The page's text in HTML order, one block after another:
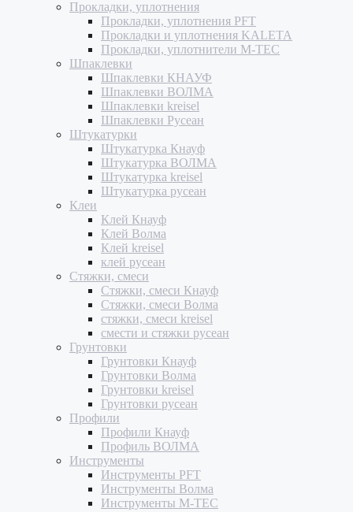
Прокладки, уплотнения
Прокладки, уплотнения PFT
Прокладки и уплотнения KALETA
Прокладки, уплотнители M-TEC
Шпаклевки
Шпаклевки КНАУФ
Шпаклевки ВОЛМА
Шпаклевки kreisel
Шпаклевки Русеан
Штукатурки
Штукатурка Кнауф
Штукатурка ВОЛМА
Штукатурка kreisel
Штукатурка русеан
Клеи
Клей Кнауф
Клей Волма
Клей kreisel
клей русеан
Стяжки, смеси
Стяжки, смеси Кнауф
Стяжки, смеси Волма
стяжки, смеси kreisel
смести и стяжки русеан
Грунтовки
Грунтовки Кнауф
Грунтовки Волма
Грунтовки kreisel
Грунтовки русеан
Профили
Профили Кнауф
Профиль ВОЛМА
Инструменты
Инструменты PFT
Инструменты Волма
Инструменты M-TEC